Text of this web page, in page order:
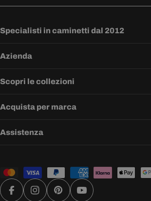
Specialisti in caminetti dal 2012
Azienda
Scopri le collezioni
Acquista per marca
Assistenza
Metodi
di
pagamento
FacebookInstagramPinterestYouTube